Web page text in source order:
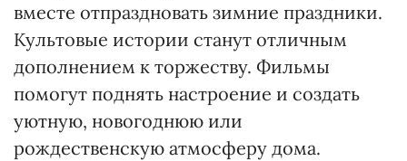
вместе отпраздновать зимние праздники.
Культовые истории станут отличным
дополнением к торжеству. Фильмы
помогут поднять настроение и создать
уютную, новогоднюю или
рождественскую атмосферу дома.